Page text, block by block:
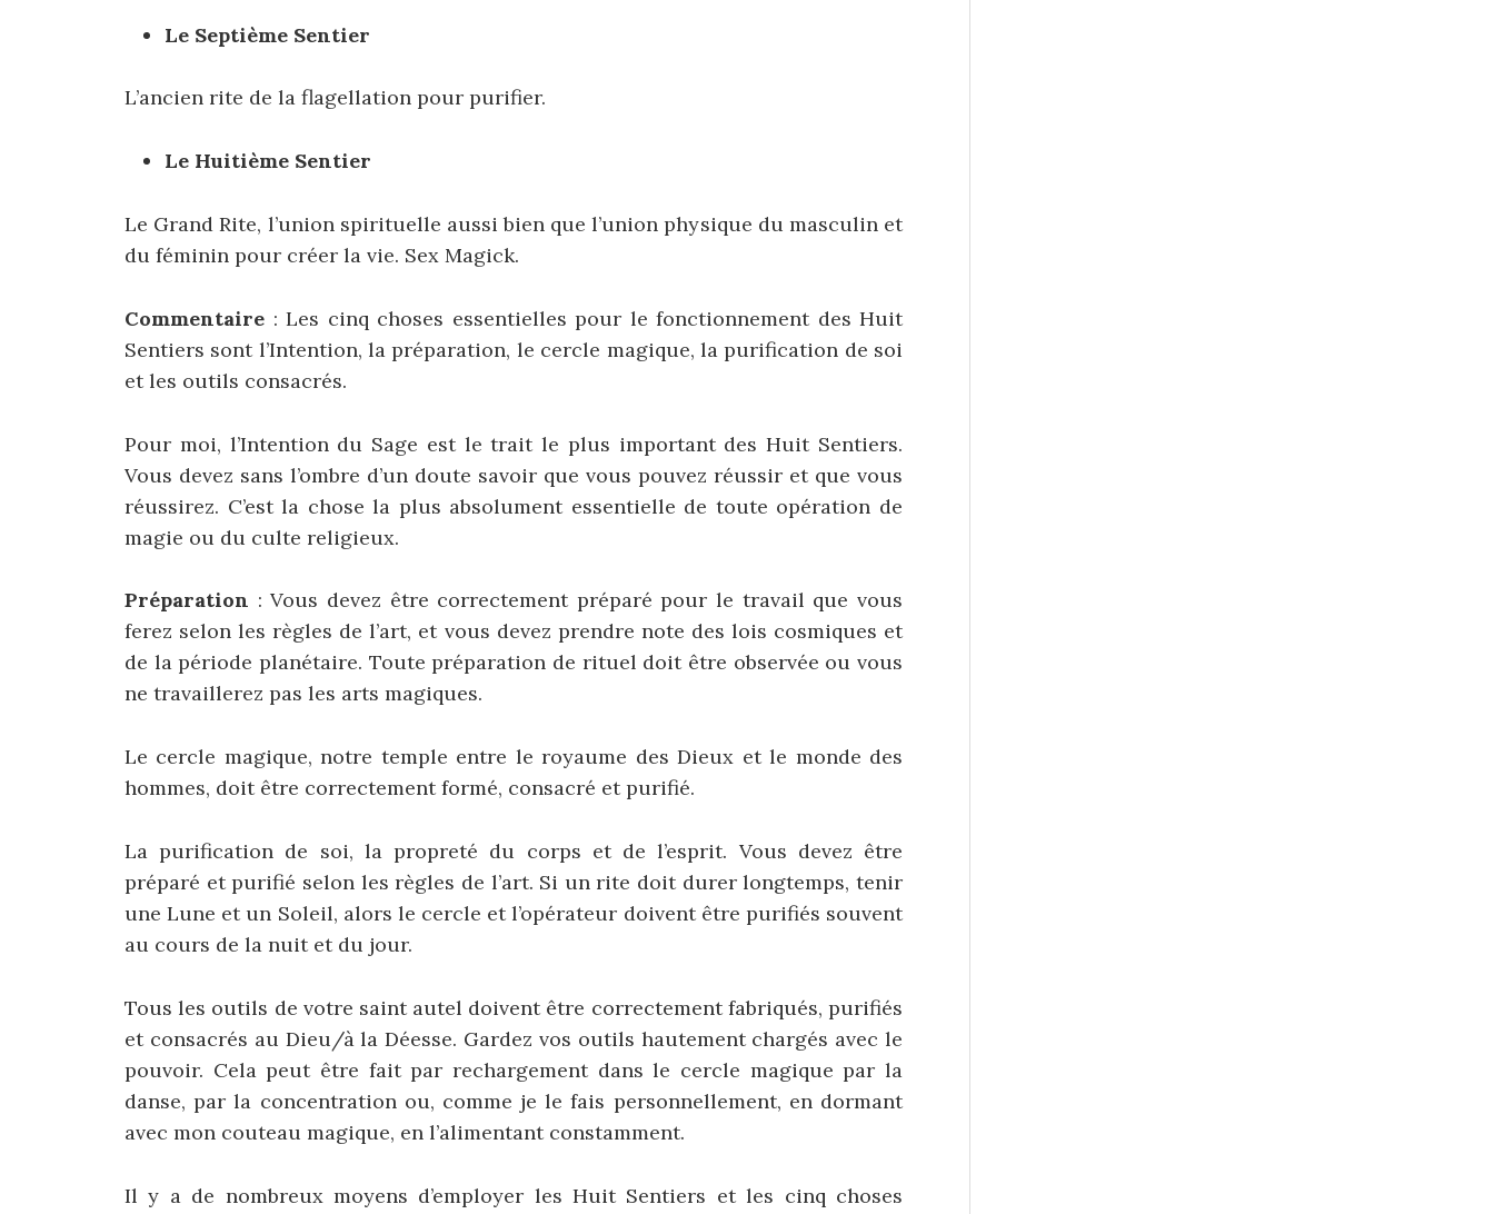
Le Septième Sentier
L’ancien rite de la flagellation pour purifier.
Le Huitième Sentier
Le Grand Rite, l’union spirituelle aussi bien que l’union physique du masculin et
du féminin pour créer la vie. Sex Magick.
Commentaire : Les cinq choses essentielles pour le fonctionnement des Huit
Sentiers sont l’Intention, la préparation, le cercle magique, la purification de soi
et les outils consacrés.
Pour moi, l’Intention du Sage est le trait le plus important des Huit Sentiers.
Vous devez sans l’ombre d’un doute savoir que vous pouvez réussir et que vous
réussirez. C’est la chose la plus absolument essentielle de toute opération de
magie ou du culte religieux.
Préparation : Vous devez être correctement préparé pour le travail que vous
ferez selon les règles de l’art, et vous devez prendre note des lois cosmiques et
de la période planétaire. Toute préparation de rituel doit être observée ou vous
ne travaillerez pas les arts magiques.
Le cercle magique, notre temple entre le royaume des Dieux et le monde des
hommes, doit être correctement formé, consacré et purifié.
La purification de soi, la propreté du corps et de l’esprit. Vous devez être
préparé et purifié selon les règles de l’art. Si un rite doit durer longtemps, tenir
une Lune et un Soleil, alors le cercle et l’opérateur doivent être purifiés souvent
au cours de la nuit et du jour.
Tous les outils de votre saint autel doivent être correctement fabriqués, purifiés
et consacrés au Dieu/à la Déesse. Gardez vos outils hautement chargés avec le
pouvoir. Cela peut être fait par rechargement dans le cercle magique par la
danse, par la concentration ou, comme je le fais personnellement, en dormant
avec mon couteau magique, en l’alimentant constamment.
Il y a de nombreux moyens d’employer les Huit Sentiers et les cinq choses